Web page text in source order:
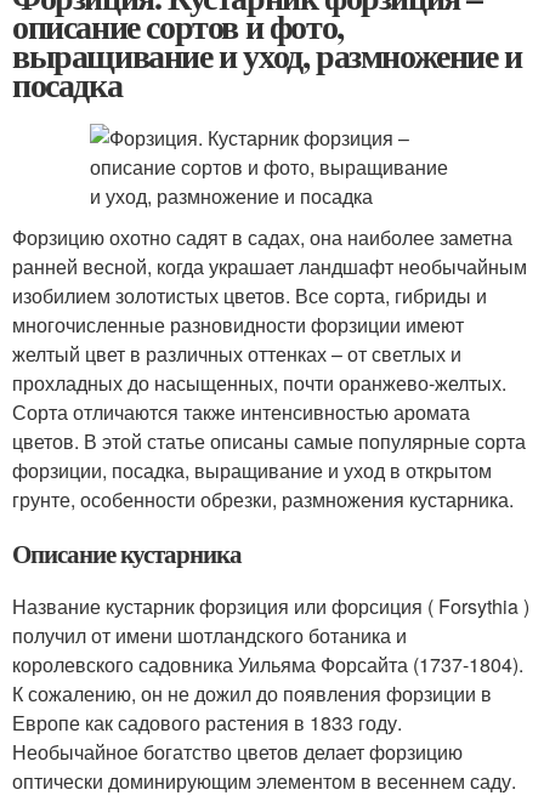
описание сортов и фото,
выращивание и уход, размножение и
посадка
Форзицию охотно садят в садах, она наиболее заметна
ранней весной, когда украшает ландшафт необычайным
изобилием золотистых цветов. Все сорта, гибриды и
многочисленные разновидности форзиции имеют
желтый цвет в различных оттенках – от светлых и
прохладных до насыщенных, почти оранжево-желтых.
Сорта отличаются также интенсивностью аромата
цветов. В этой статье описаны самые популярные сорта
форзиции, посадка, выращивание и уход в открытом
грунте, особенности обрезки, размножения кустарника.
Описание кустарника
Название кустарник форзиция или форсиция ( Forsythia )
получил от имени шотландского ботаника и
королевского садовника Уильяма Форсайта (1737-1804).
К сожалению, он не дожил до появления форзиции в
Европе как садового растения в 1833 году.
Необычайное богатство цветов делает форзицию
оптически доминирующим элементом в весеннем саду.